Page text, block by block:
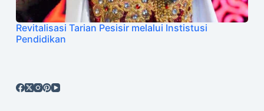
Revitalisasi Tarian Pesisir melalui Instistusi
Pendidikan